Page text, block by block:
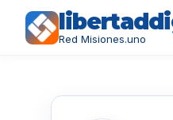
Red Misiones.uno